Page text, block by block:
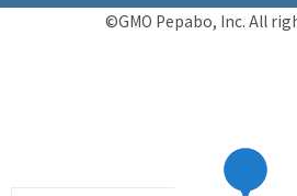
©GMO Pepabo, Inc. All